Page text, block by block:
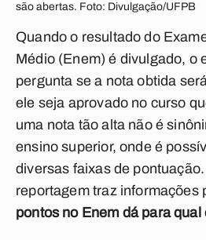
são abertas. Foto: Divulgação/UFPB
Quando o resultado do
Médio (Enem) é divulgado, o
pergunta se a nota obtida
ele seja aprovado no curso
uma nota tão alta não é
ensino superior, onde é
diversas faixas de
reportagem traz informações
pontos no Enem dá para